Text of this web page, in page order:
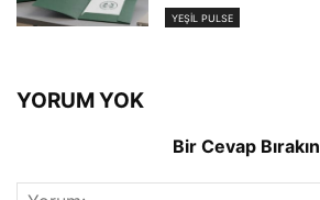
YEŞIL PULSE
YORUM YOK
Bir Cevap Bırakın